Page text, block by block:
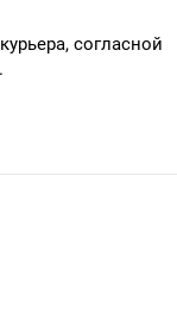
согласной